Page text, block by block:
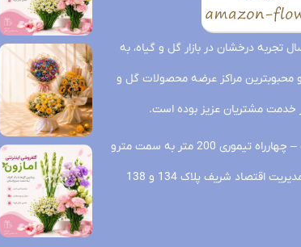
آمازون با ۲۰ سال تجربه درخشان در بازار گل و گیاه، به
و محبوبترین مراکز عرضه محصولات گل و
خدمت مشتریان عزیز بوده است.
: تهران – طرشت – چهارراه تیموری 200 متر به سمت مترو
اقتصاد شریف پلاک 134 و 138